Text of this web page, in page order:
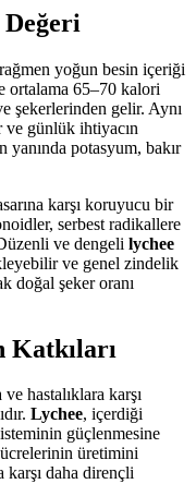
yoğun besin içeriği
ortalama 65–70 kalori
şekerlerinden gelir. Aynı
ve günlük ihtiyacın
potasyum, bakır
karşı koruyucu bir
serbest radikallere
ve dengeli lychee
ve genel zindelik
doğal şeker oranı
Katkıları
hastalıklara karşı
Lychee, içerdiği
güçlenmesine
üretimini
daha dirençli